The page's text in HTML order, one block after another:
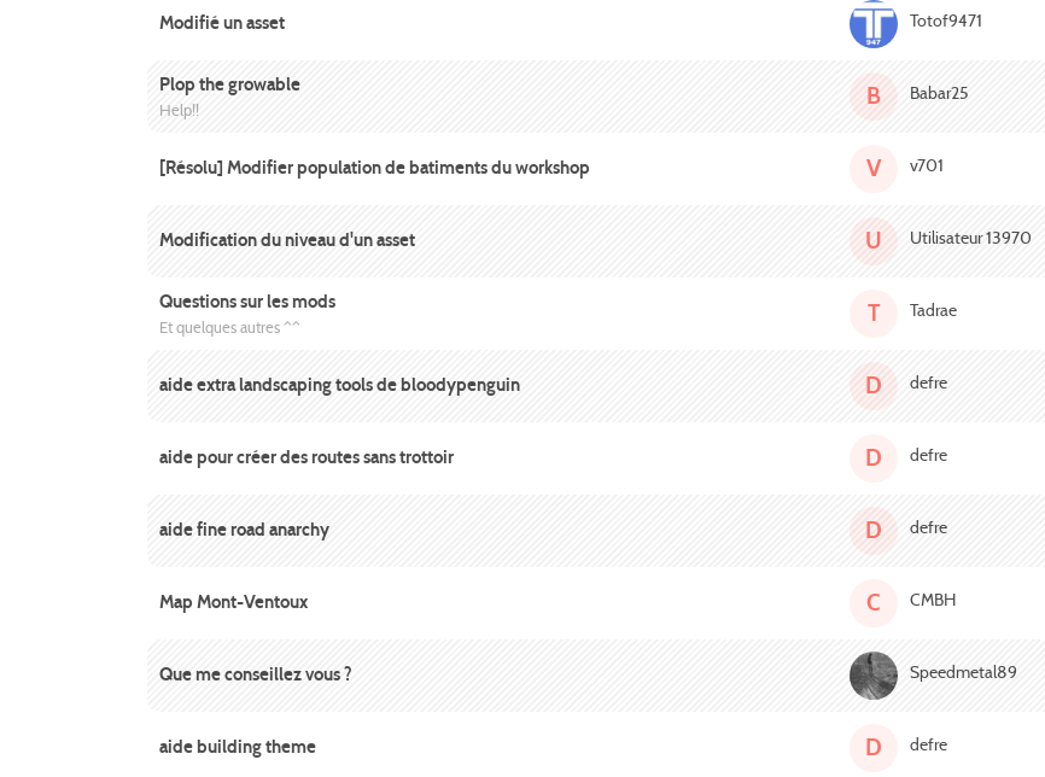
Modifié un asset Totof9471
Plop the growable
Help!! B Babar25
[Résolu] Modifier population de batiments du workshop V v701
Modification du niveau d'un asset U Utilisateur 13970
Questions sur les mods
Et quelques autres ^^ T Tadrae
aide extra landscaping tools de bloodypenguin D defre
aide pour créer des routes sans trottoir D defre
aide fine road anarchy D defre
Map Mont-Ventoux C CMBH
Que me conseillez vous ? Speedmetal89
aide building theme D defre